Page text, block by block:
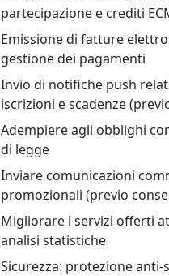
partecipazione e crediti
Emissione di fatture
gestione dei pagamenti
Invio di notifiche push
iscrizioni e scadenze
Adempiere agli obblighi
di legge
Inviare comunicazioni
promozionali (previo
Migliorare i servizi offerti
analisi statistiche
Sicurezza: protezione anti-